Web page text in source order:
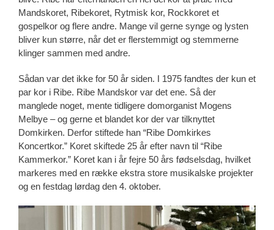
Mandskoret, Ribekoret, Rytmisk kor, Rockkoret et
gospelkor og flere andre. Mange vil gerne synge og lysten
bliver kun større, når det er flerstemmigt og stemmerne
klinger sammen med andre.
Sådan var det ikke for 50 år siden. I 1975 fandtes der kun et
par kor i Ribe. Ribe Mandskor var det ene. Så der
manglede noget, mente tidligere domorganist Mogens
Melbye – og gerne et blandet kor der var tilknyttet
Domkirken. Derfor stiftede han “Ribe Domkirkes
Koncertkor.” Koret skiftede 25 år efter navn til “Ribe
Kammerkor.” Koret kan i år fejre 50 års fødselsdag, hvilket
markeres med en række ekstra store musikalske projekter
og en festdag lørdag den 4. oktober.